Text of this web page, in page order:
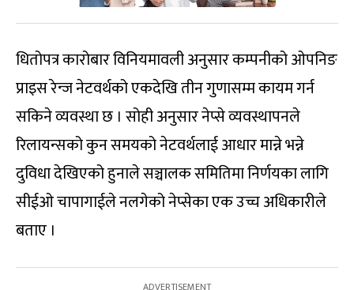
धितोपत्र कारोबार विनियमावली अनुसार कम्पनीको ओपनिङ
प्राइस रेन्ज नेटवर्थको एकदेखि तीन गुणासम्म कायम गर्न
सकिने व्यवस्था छ । सोही अनुसार नेप्से व्यवस्थापनले
रिलायन्सको कुन समयको नेटवर्थलाई आधार मान्ने भन्ने
दुविधा देखिएको हुनाले सञ्चालक समितिमा निर्णयका लागि
सीईओ चापागाईले नलगेको नेप्सेका एक उच्च अधिकारीले
बताए ।